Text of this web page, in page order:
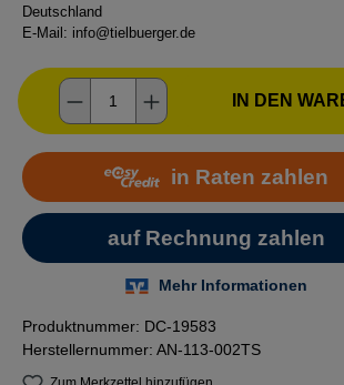
Deutschland
E-Mail: info@tielbuerger.de
Produkt Anzahl: Gib den
IN DEN
Produktnummer: DC-19583
Herstellernummer: AN-113-002TS